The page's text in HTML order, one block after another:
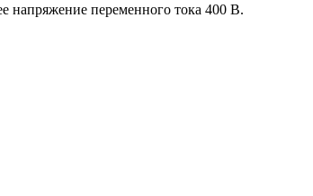
переменного тока 400 В.